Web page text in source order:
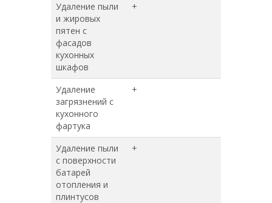
Удаление пыли
и жировых
пятен с
фасадов
кухонных
шкафов
+
Удаление
загрязнений с
кухонного
фартука
+
Удаление пыли
с поверхности
батарей
отопления и
плинтусов
+